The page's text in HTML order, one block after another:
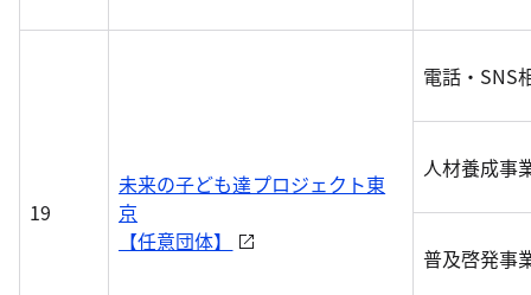
19
未来の子ども達プロジェクト東
京
【任意団体】
電話・SNS
人材養成事
普及啓発事